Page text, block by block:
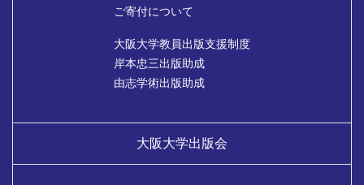
ご寄付について
大阪大学教員出版支援制度
岸本忠三出版助成
由志学術出版助成
大阪大学出版会